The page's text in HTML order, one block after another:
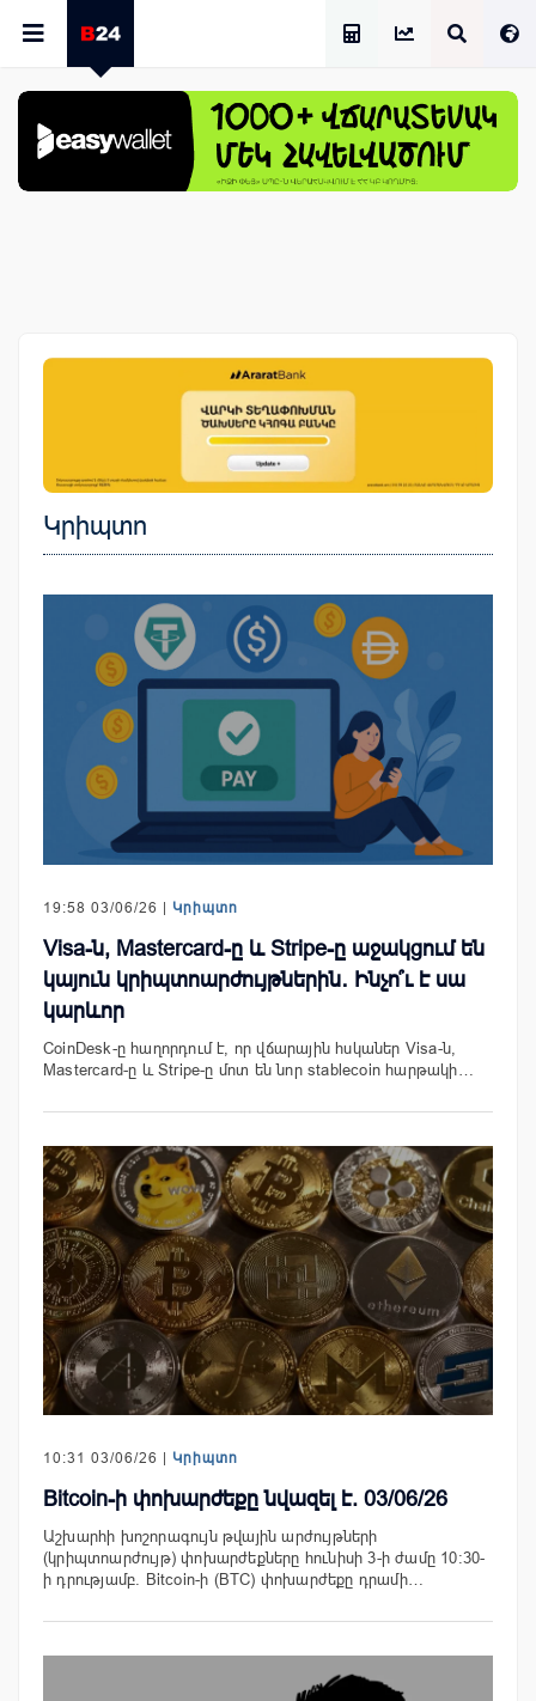
Կրիպտո
19:58 03/06/26 | Կրիպտո
Visa-ն, Mastercard-ը և Stripe-ը աջակցում են
կայուն կրիպտոարժույթներին․ Ինչո՞ւ է սա
կարևոր
CoinDesk-ը հաղորդում է, որ վճարային հսկաներ Visa-ն,
Mastercard-ը և Stripe-ը մոտ են նոր stablecoin հարթակի…
10:31 03/06/26 | Կրիպտո
Bitcoin-ի փոխարժեքը նվազել է. 03/06/26
Աշխարհի խոշորագույն թվային արժույթների
(կրիպտոարժույթ) փոխարժեքները հունիսի 3-ի ժամը 10:30-
ի դրությամբ. Bitcoin-ի (BTC) փոխարժեքը դրամի…